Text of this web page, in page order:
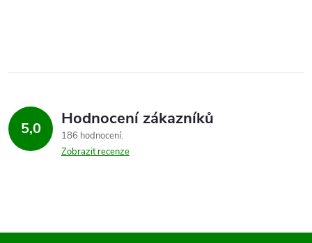
5,0 Hodnocení zákazníků
186 hodnocení
Zobrazit recenze